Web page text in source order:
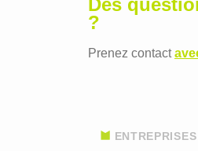
Des
?
Prenez contact